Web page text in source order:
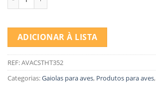
ADICIONAR À LISTA
REF:AVACSTHT352
Categorias:Gaiolas para aves, Produtos para aves,